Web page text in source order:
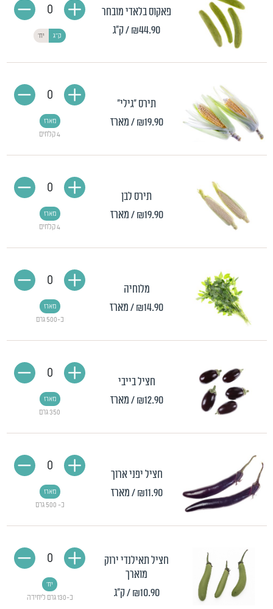
פאקוס בלאדי מובחר
₪44.90/ ק"ג ק"ג יח'
0
תירס "גילי"
₪19.90 / מארז
4 קלחים
מארז
0
תירס לבן
₪19.90 / מארז
4 קלחים
מארז
0
מלוחיה
₪14.90/ מארז
כ-500 גרם
מארז
0
חציל בייבי
₪12.90 / מארז
350 גרם
מארז
0
חציל יפני ארוך
₪11.90 / מארז
כ- 500 גרם
מארז
0
חציל תאילנדי ירוק
מוארך
₪10.90 / ק"ג כ-130 גרם ליחידה
יח'
0